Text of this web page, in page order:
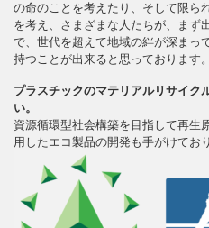
の命のことを考えたり、そして限ら
を考え、さまざまな人たちが、まず
で、世代を超えて地域の絆が深まっ
持つことが出来ると思っております。
プラスチックのマテリアルリサイク
い。
資源循環型社会構築を目指して再生
用したエコ製品の開発も手がけてお